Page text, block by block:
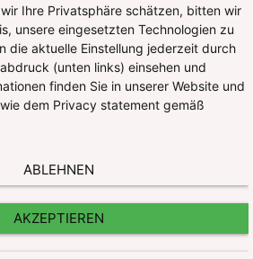
Ihre Privatsphäre schätzen, bitten wir
unsere eingesetzten Technologien zu
die aktuelle Einstellung jederzeit durch
(unten links) einsehen und
finden Sie in unserer Website und
dem Privacy statement gemäß
ABLEHNEN
AKZEPTIEREN